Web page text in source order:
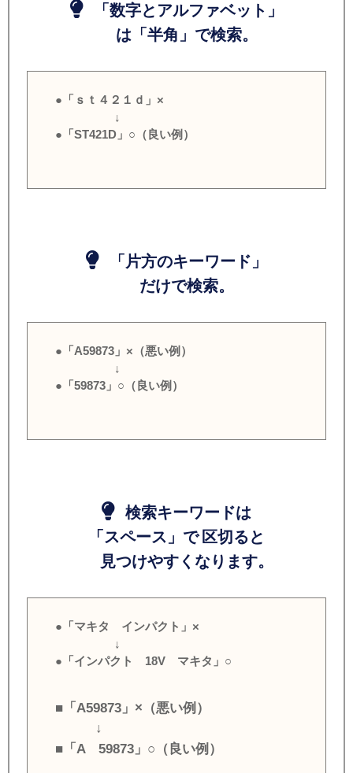
「数字とアルファベット」
は「半角」で検索。
●「ｓｔ４２１ｄ」×
↓
●「ST421D」○（良い例）
「片方のキーワード」
だけで検索。
●「A59873」×（悪い例）
↓
●「59873」○（良い例）
検索キーワードは
「スペース」で 区切ると
見つけやすくなります。
●「マキタ インパクト」×
↓
●「インパクト 18V マキタ」○
■「A59873」×（悪い例）
↓
■「A 59873」○（良い例）